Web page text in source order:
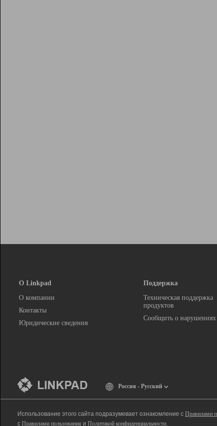
О Linkpad
О компании
Контакты
Юридические сведения
Поддержка
Техническая поддержка
продуктов
Сообщить о нарушениях
Россия - Русский
Использование этого сайта подразумевает ознакомление с Правилами
с Правилами пользования и Политикой конфиденциальности.